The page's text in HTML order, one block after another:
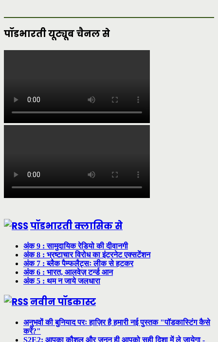
पॉडभारती यूट्यूब चैनल से
पॉडभारती क्लासिक से
अंक 9 : सामुदायिक रेडियो की दीवानगी
अंक 8 : भ्रष्टाचार विरोध का इंटरनेट एक्सटेंशन
अंक 7 : ब्लैक पैम्फलैट्सः लीक से हटकर
अंक 6 : भारत, आलवेज़ टर्न्ड आन
अंक 5 : थम न जाये जलधारा
नवीन पॉडकास्ट
अनुभवों की बुनियाद परः हाज़िर है हमारी नई पुस्तक "पॉडकास्टिंग कैसे
करें?"
S2E2: आपका कौशल और जुनून ही आपको सही दिशा में ले जायेगा -